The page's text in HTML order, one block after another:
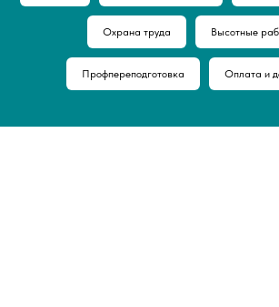
Охрана труда Высотные
Профпереподготовка Оплата и